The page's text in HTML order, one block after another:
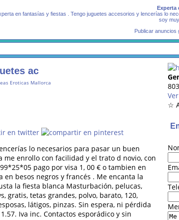
Experta
en fantasías y fiestas . Tengo juguetes accesorios y lencerías lo
soy
Publicar anuncios
ac
Eroticas Mallorca
lo necesarios para pasar un buen
enrollo con facilidad y el trato d novio, con
pago por visa 1, 00 € o tambien en
besos negros y francés . Me encanta la
la fiesta blanca Masturbación, pelucas,
gratis, tetas grandes, polvo, barato, 120,
látigos, pinzas. Sin espera, ni pérdida
Iva inc. Contactos esporádico y sin
☆